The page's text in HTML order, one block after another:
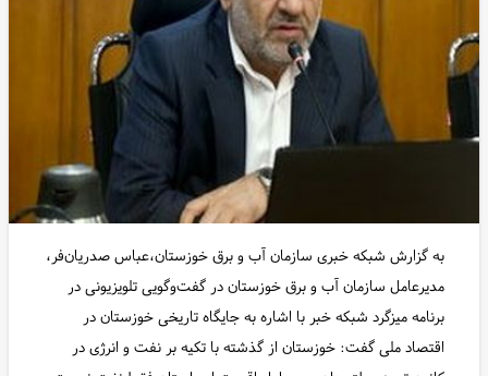
به گزارش شبکه خبری سازمان آب و برق خوزستان،عباس صدریان‌فر،
مدیرعامل سازمان آب و برق خوزستان در گفت‌وگویی تلویزیونی در
برنامه میزگرد شبکه خبر با اشاره به جایگاه تاریخی خوزستان در
اقتصاد ملی گفت: خوزستان از گذشته با تکیه بر نفت و انرژی در